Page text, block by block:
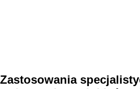
Zastosowania